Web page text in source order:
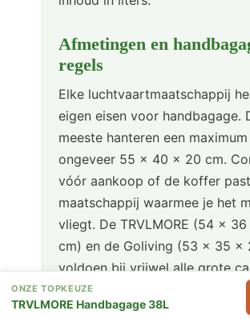
Afmetingen en
regels
Elke luchtvaartmaatschappij
eigen eisen voor handbagage.
meeste hanteren een
ongeveer 55 × 40 × 20 cm.
vóór aankoop of de koffer
maatschappij waarmee je het
vliegt. De TRVLMORE (54 ×
cm) en de Goliving (53 × 35 ×
voldoen bij vrijwel alle grote
Materiaal: hard of zacht
ONZE TOPKEUZE
TRVLMORE Handbagage 38L